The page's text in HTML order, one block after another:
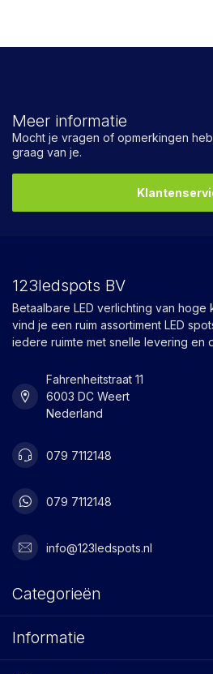
Meer informatie
Mocht je vragen of opmerkingen
graag van je.
123ledspots BV
Betaalbare LED verlichting van hoge
vind je een ruim assortiment LED
iedere ruimte met snelle levering en
Fahrenheitstraat 11
6003 DC Weert
Nederland
079 7112148
079 7112148
info@123ledspots.nl
Categorieën
Informatie